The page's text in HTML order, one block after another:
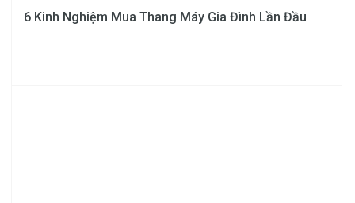
6 Kinh Nghiệm Mua Thang Máy Gia Đình Lần Đầu